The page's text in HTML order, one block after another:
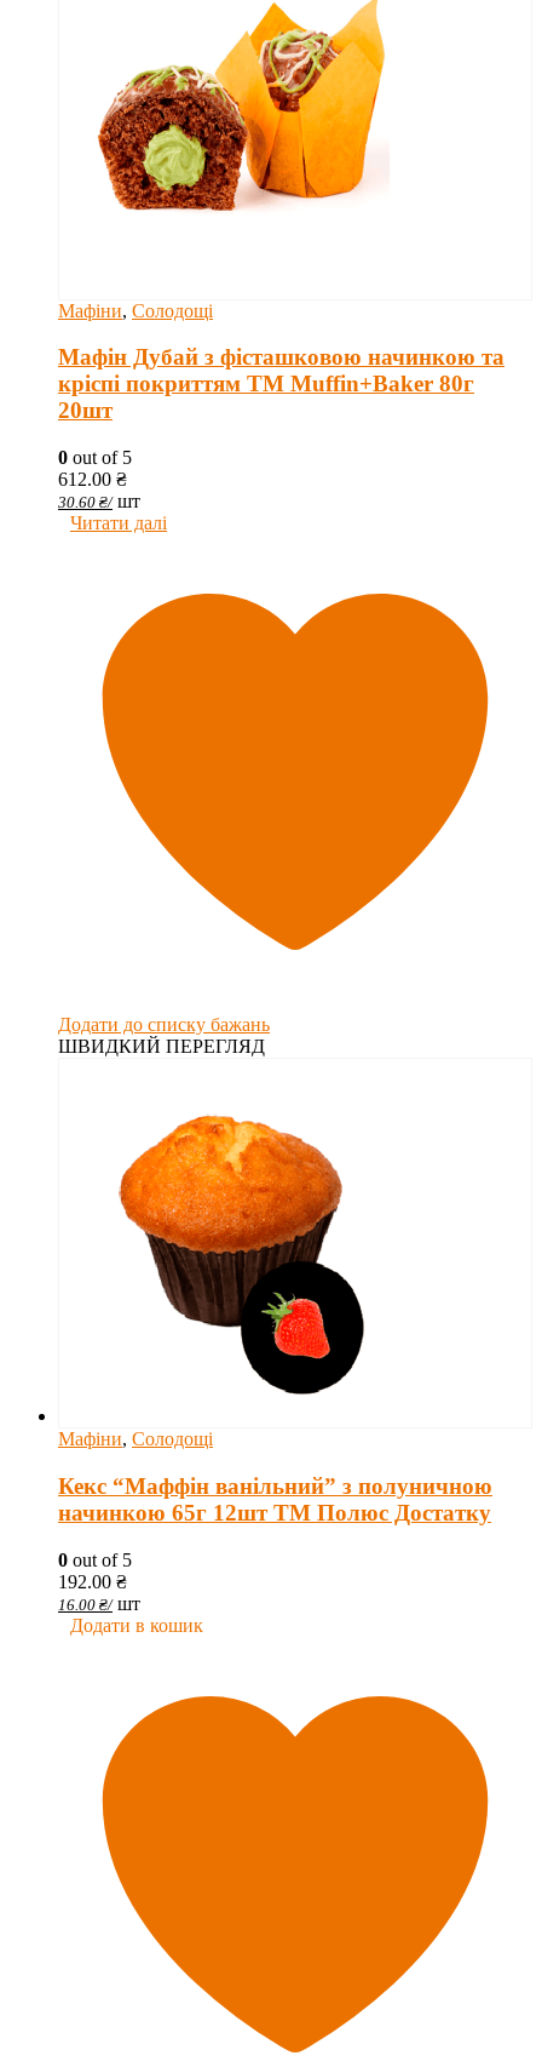
Мафіни, Солодощі
Мафін Дубай з фісташковою начинкою та
кріспі покриттям ТМ Muffin+Baker 80г
20шт
0 out of 5
612.00 ₴
30.60 ₴/ шт
Читати далі
Додати до списку бажань
ШВИДКИЙ ПЕРЕГЛЯД
Мафіни, Солодощі
Кекс “Маффін ванільний” з полуничною
начинкою 65г 12шт ТМ Полюс Достатку
0 out of 5
192.00 ₴
16.00 ₴/ шт
Додати в кошик